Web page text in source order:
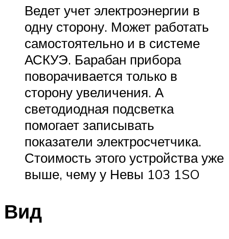
Ведет учет электроэнергии в
одну сторону. Может работать
самостоятельно и в системе
АСКУЭ. Барабан прибора
поворачивается только в
сторону увеличения. А
светодиодная подсветка
помогает записывать
показатели электросчетчика.
Стоимость этого устройства уже
выше, чему у Невы 103 1SO
Вид